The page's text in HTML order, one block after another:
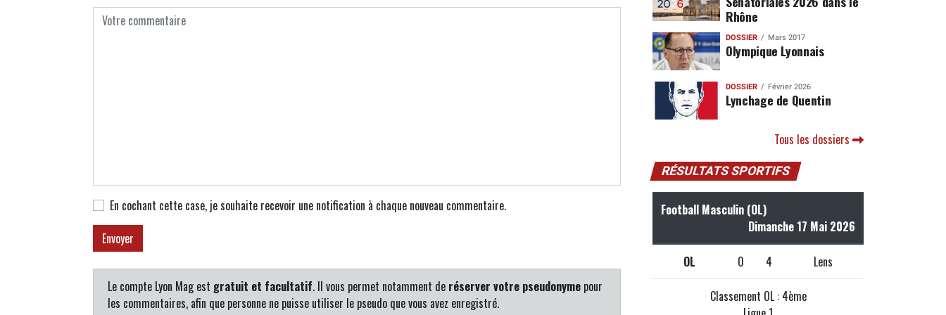
En cochant cette case, je souhaite recevoir une notification à chaque nouveau commentaire.
Le compte Lyon Mag est gratuit et facultatif. Il vous permet notamment de réserver votre pseudonyme pour
les commentaires, afin que personne ne puisse utiliser le pseudo que vous avez enregistré.
Rhône
DOSSIER Mars 2017
Olympique Lyonnais
DOSSIER Février 2026
Lynchage de Quentin
Tous les dossiers
RÉSULTATS SPORTIFS
Football Masculin (OL)
Dimanche 17 Mai 2026
OL 0 4 Lens
Classement OL : 4ème